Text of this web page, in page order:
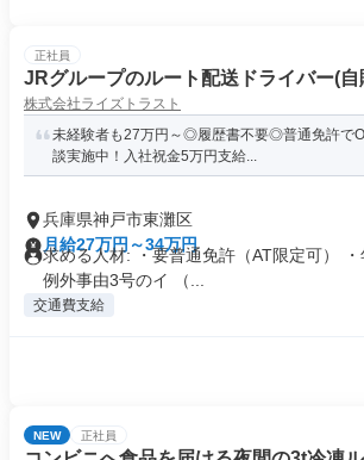
正社員
JRグループのルート配送ドライバー(自
株式会社ライズトラスト
未経験者も27万円～◎履歴書不要◎普通免許で
談実施中！入社祝金5万円支給...
兵庫県神戸市東灘区
月給27万円～34万円
求める人材: ・要普通免許（AT限定可）
例外事由3号のイ （...
交通費支給
NEW 正社員